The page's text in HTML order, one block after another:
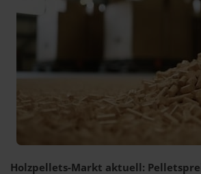
Holzpellets-Markt aktuell: